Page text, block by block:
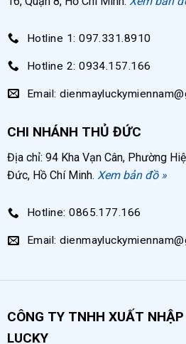
Hotline 1: 097.331.8910
Hotline 2: 0934.157.166
Email:
CHI NHÁNH THỦ ĐỨC
Địa chỉ: 94 Kha Vạn Cân, Phường
Đức, Hồ Chí Minh. Xem bản đồ »
Hotline: 0865.177.166
Email:
CÔNG TY TNHH XUẤT
LUCKY